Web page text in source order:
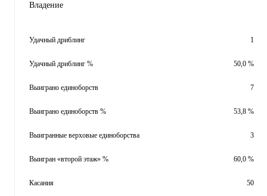
Владение
Удачный дриблинг 1
Удачный дриблинг % 50,0 %
Выиграно единоборств 7
Выиграно единоборств % 53,8 %
Выигранные верховые единоборства 3
Выигран «второй этаж» % 60,0 %
Касания 50